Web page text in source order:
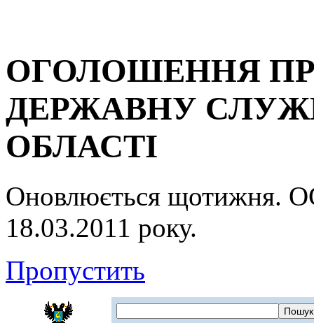
ОГОЛОШЕННЯ
ДЕРЖАВНУ
ОБЛАСТІ
Оновлюється
18.03.2011 року.
Пропустить